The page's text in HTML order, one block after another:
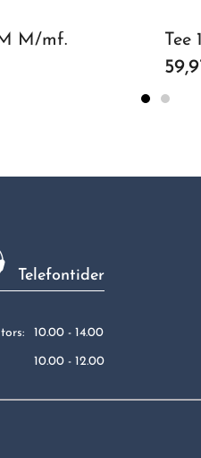
M/mf. Tee
Telefontider
10.00 - 14.00
10.00 - 12.00